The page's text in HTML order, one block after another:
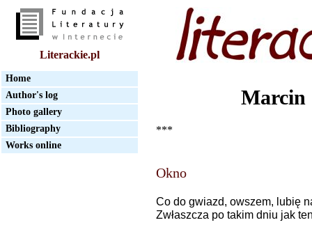
Literackie.pl
Home
Author's log
Photo gallery
Bibliography
Works online
Marcin
***
Okno
Co do gwiazd, owszem, lubię
Zwłaszcza po takim dniu jak